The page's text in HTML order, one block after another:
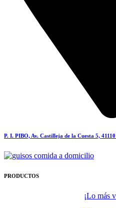
P. I. PIBO, Av. Castilleja de la Cuesta 5,
PRODUCTOS
¡Lo más